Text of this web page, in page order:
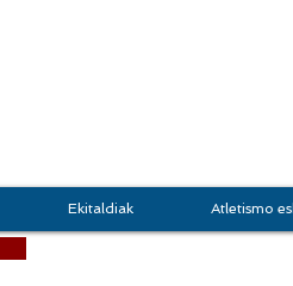
Ekitaldiak Atletismo